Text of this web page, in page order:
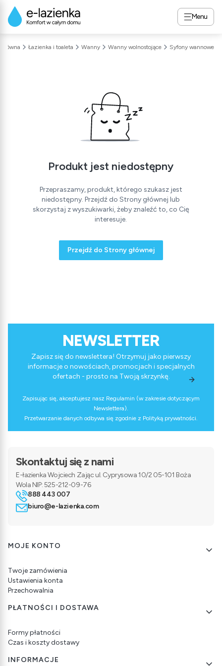
Menu
Łazienka i toaleta Wanny Wanny wolnostojące Syfony wannowe
Produkt jest niedostępny
Przepraszamy, produkt, którego szukasz jest
niedostępny. Przejdź do Strony głównej lub
skorzystaj z wyszukiwarki, żeby znaleźć to, co Cię
interesuje.
Przejdź do Strony głównej
NEWSLETTER
Zapisz się do newslettera! Otrzymuj jako pierwszy
informacje o nowościach, promocjach i specjalnych
ofertach - prosto na Twoją skrzynkę.
Zapisując się, akceptujesz nasz Regulamin (w zakresie dotyczącym
Newslettera).
Przetwarzanie danych odbywa się zgodnie z Polityką prywatności.
Skontaktuj się z nami
E-łazienka Wojciech Zając ul. Cyprysowa 10/2 05-101 Boża
Wola NIP: 525-212-09-76
888 443 007
biuro@e-lazienka.com
Linki w stopce
MOJE KONTO
Twoje zamówienia
Ustawienia konta
Przechowalnia
PŁATNOŚCI I DOSTAWA
Formy płatności
Czas i koszty dostawy
INFORMACJE